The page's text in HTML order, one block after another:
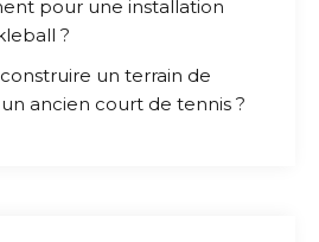
pour une installation
?
un terrain de
ancien court de tennis ?